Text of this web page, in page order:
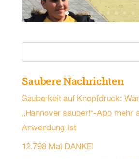
Saubere Nachrichten
Sauberkeit auf Knopfdruck:
„Hannover sauber!“-App mehr
Anwendung ist
12.798 Mal DANKE!